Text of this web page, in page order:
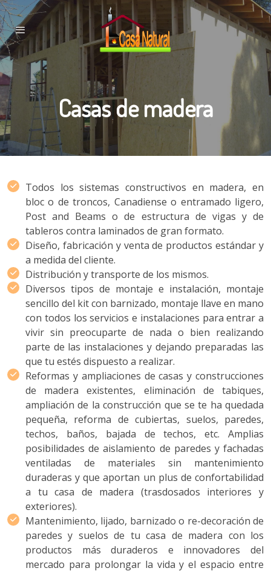
Casas de madera
Todos los sistemas constructivos en madera, en
bloc o de troncos, Canadiense o entramado ligero,
Post and Beams o de estructura de vigas y de
tableros contra laminados de gran formato.
Diseño, fabricación y venta de productos estándar y
a medida del cliente.
Distribución y transporte de los mismos.
Diversos tipos de montaje e instalación, montaje
sencillo del kit con barnizado, montaje llave en mano
con todos los servicios e instalaciones para entrar a
vivir sin preocuparte de nada o bien realizando
parte de las instalaciones y dejando preparadas las
que tu estés dispuesto a realizar.
Reformas y ampliaciones de casas y construcciones
de madera existentes, eliminación de tabiques,
ampliación de la construcción que se te ha quedada
pequeña, reforma de cubiertas, suelos, paredes,
techos, baños, bajada de techos, etc. Amplias
posibilidades de aislamiento de paredes y fachadas
ventiladas de materiales sin mantenimiento
duraderas y que aportan un plus de confortabilidad
a tu casa de madera (trasdosados interiores y
exteriores).
Mantenimiento, lijado, barnizado o re-decoración de
paredes y suelos de tu casa de madera con los
productos más duraderos e innovadores del
mercado para prolongar la vida y el espacio entre